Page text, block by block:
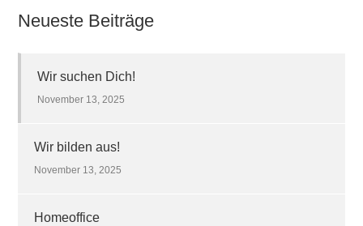
Neueste Beiträge
Wir suchen Dich!
November 13, 2025
Wir bilden aus!
November 13, 2025
Homeoffice